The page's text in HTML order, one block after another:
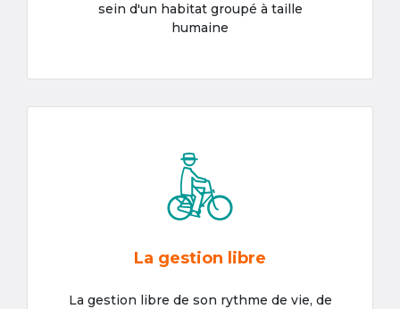
sein d'un habitat groupé à taille
humaine
La gestion libre
La gestion libre de son rythme de vie, de